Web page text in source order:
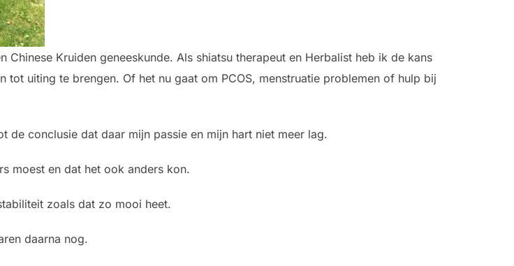
Kruiden geneeskunde. Als shiatsu therapeut en Herbalist heb ik de kans
uiting te brengen. Of het nu gaat om PCOS, menstruatie problemen of hulp bij
conclusie dat daar mijn passie en mijn hart niet meer lag.
moest en dat het ook anders kon.
zoals dat zo mooi heet.
daarna nog.